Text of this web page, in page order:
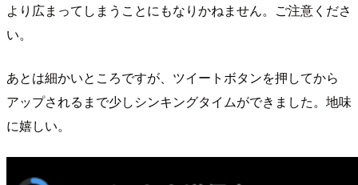
より広まってしまうことにもなりかねません。ご注意くださ
い。
あとは細かいところですが、ツイートボタンを押してから
アップされるまで少しシンキングタイムができました。地味
に嬉しい。